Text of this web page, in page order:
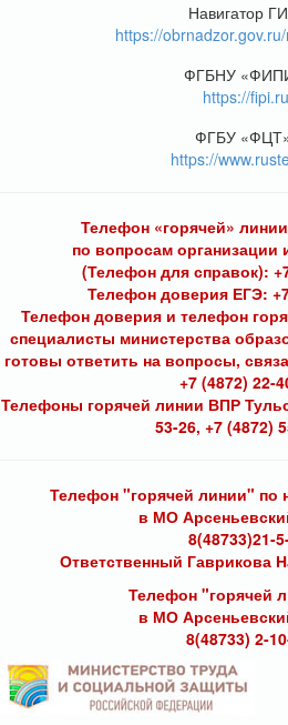
Навигатор
https://
ФГБНУ
https://
ФГБУ
https://
Телефон «горячей»
по вопросам организации
(Телефон для справок):
Телефон доверия ЕГЭ:
Телефон доверия и телефон
специалисты министерства
готовы ответить на вопросы,
+7 (4872) 22-
Телефоны горячей линии ВПР
53-26, +7 (4872)
Телефон "горячей линии" по
в МО
8(48733)21-
Ответственный Гаврикова
Телефон "горячей
в МО
8(48733) 2-